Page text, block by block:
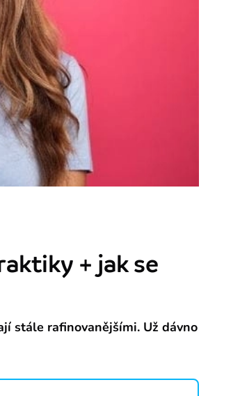
+ jak se
stále rafinovanějšími. Už dávno